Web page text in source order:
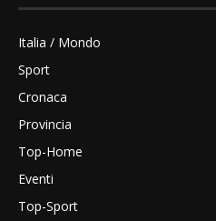
Italia / Mondo
Sport
Cronaca
Provincia
Top-Home
Eventi
Top-Sport